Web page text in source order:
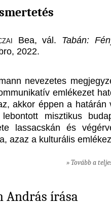
Bea, vál. Tabán:
2022.
nevezetes
emlékezet
akkor éppen a
misztikus
lassacskán és
azaz a kulturális
» Tovább a
András írása